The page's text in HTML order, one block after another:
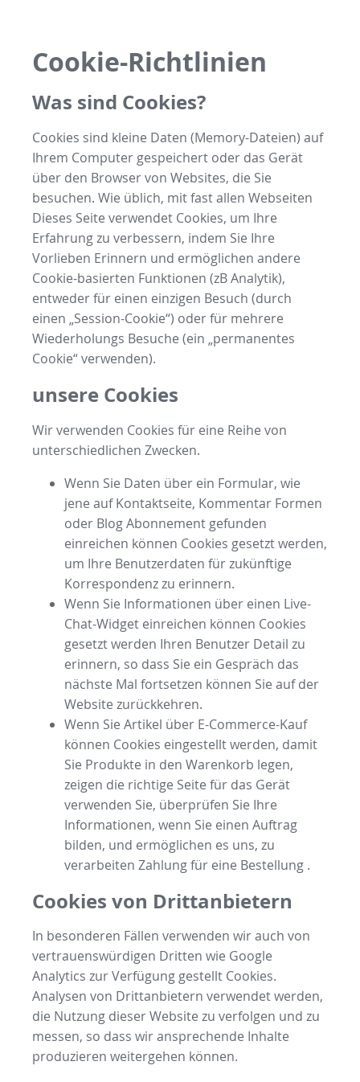
Cookie-Richtlinien
Was sind Cookies?
Cookies sind kleine Daten (Memory-Dateien) auf
Ihrem Computer gespeichert oder das Gerät
über den Browser von Websites, die Sie
besuchen. Wie üblich, mit fast allen Webseiten
Dieses Seite verwendet Cookies, um Ihre
Erfahrung zu verbessern, indem Sie Ihre
Vorlieben Erinnern und ermöglichen andere
Cookie-basierten Funktionen (zB Analytik),
entweder für einen einzigen Besuch (durch
einen „Session-Cookie“) oder für mehrere
Wiederholungs Besuche (ein „permanentes
Cookie“ verwenden).
unsere Cookies
Wir verwenden Cookies für eine Reihe von
unterschiedlichen Zwecken.
Wenn Sie Daten über ein Formular, wie
jene auf Kontaktseite, Kommentar Formen
oder Blog Abonnement gefunden
einreichen können Cookies gesetzt werden,
um Ihre Benutzerdaten für zukünftige
Korrespondenz zu erinnern.
Wenn Sie Informationen über einen Live-
Chat-Widget einreichen können Cookies
gesetzt werden Ihren Benutzer Detail zu
erinnern, so dass Sie ein Gespräch das
nächste Mal fortsetzen können Sie auf der
Website zurückkehren.
Wenn Sie Artikel über E-Commerce-Kauf
können Cookies eingestellt werden, damit
Sie Produkte in den Warenkorb legen,
zeigen die richtige Seite für das Gerät
verwenden Sie, überprüfen Sie Ihre
Informationen, wenn Sie einen Auftrag
bilden, und ermöglichen es uns, zu
verarbeiten Zahlung für eine Bestellung .
Cookies von Drittanbietern
In besonderen Fällen verwenden wir auch von
vertrauenswürdigen Dritten wie Google
Analytics zur Verfügung gestellt Cookies.
Analysen von Drittanbietern verwendet werden,
die Nutzung dieser Website zu verfolgen und zu
messen, so dass wir ansprechende Inhalte
produzieren weitergehen können.